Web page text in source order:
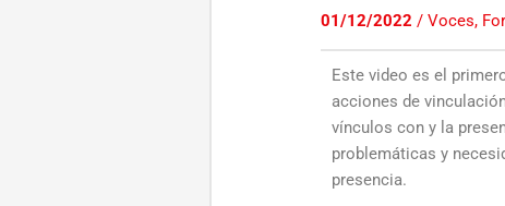
01/12/2022/Voces,
Este video es el
acciones de
vínculos con y la
problemáticas y
presencia.